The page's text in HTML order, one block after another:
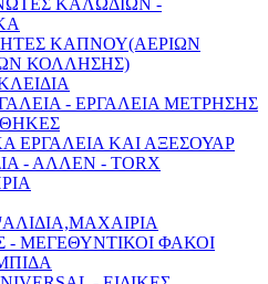
ΚΑΛΩΔΙΩΝ -
ΚΑΠΝΟΥ(ΑΕΡΙΩΝ
ΚΟΛΛΗΣΗΣ)
- ΕΡΓΑΛΕΙΑ ΜΕΤΡΗΣΗΣ
ΕΡΓΑΛΕΙΑ ΚΑΙ ΑΞΕΣΟΥΑΡ
- ΑΛΛΕΝ - TORX
- ΜΕΓΕΘΥΝΤΙΚΟΙ ΦΑΚΟΙ